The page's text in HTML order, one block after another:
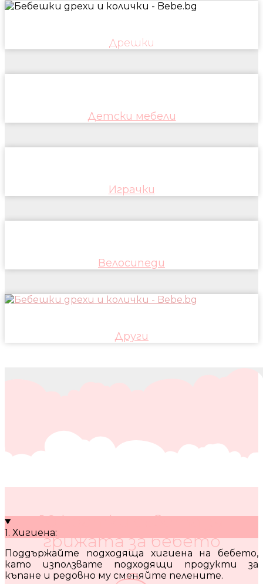
Дрешки
Детски мебели
Играчки
Велосипеди
Други
10 кратки съвета за
грижата за бебето
1. Хигиена:
Поддържайте подходяща хигиена на бебето,
като използвате подходящи продукти за
къпане и редовно му сменяйте пелените.